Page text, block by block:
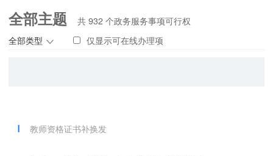
全部主题
全部类型
共932 个政务服务事项可行权
仅显示可在线办理项
教师资格证书补换发